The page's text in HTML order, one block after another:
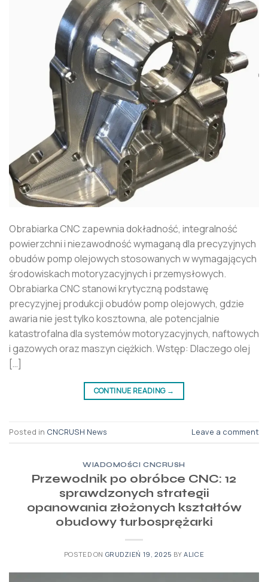
Obrabiarka CNC zapewnia dokładność, integralność
powierzchni i niezawodność wymaganą dla precyzyjnych
obudów pomp olejowych stosowanych w wymagających
środowiskach motoryzacyjnych i przemysłowych.
Obrabiarka CNC stanowi krytyczną podstawę
precyzyjnej produkcji obudów pomp olejowych, gdzie
awaria nie jest tylko kosztowna, ale potencjalnie
katastrofalna dla systemów motoryzacyjnych, naftowych
i gazowych oraz maszyn ciężkich. Wstęp: Dlaczego olej
[…]
CONTINUE READING →
Posted in CNCRUSH News Leave a comment
WIADOMOŚCI CNCRUSH
Przewodnik po obróbce CNC: 12
sprawdzonych strategii
opanowania złożonych kształtów
obudowy turbosprężarki
POSTED ON GRUDZIEŃ 19, 2025 BYALICE